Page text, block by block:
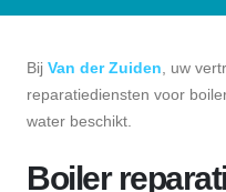
Bij Van der Zuiden , uw
reparatiediensten voor
water beschikt.
Boiler